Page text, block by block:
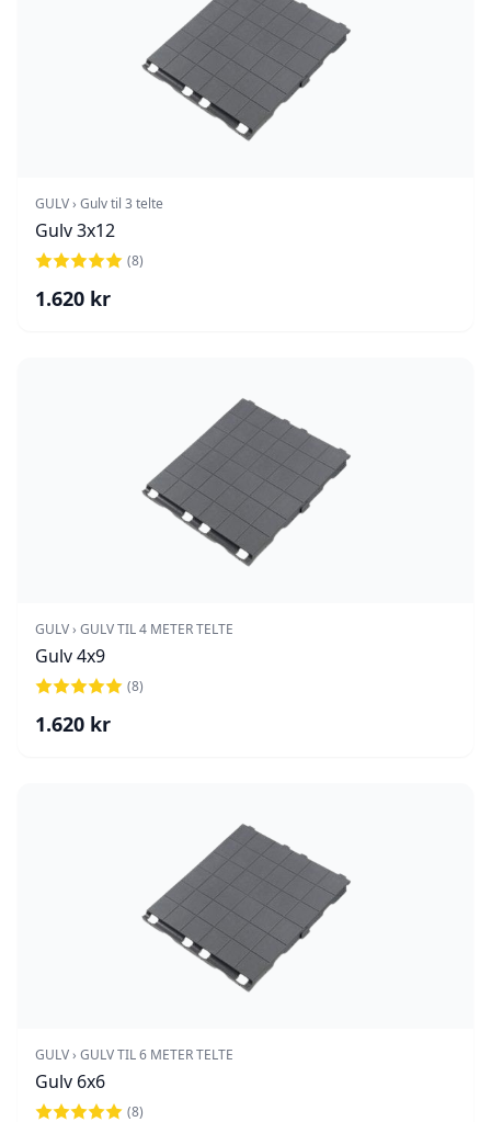
GULV › Gulv til 3 telte
Gulv 3x12
(8)
1.620 kr
GULV › GULV TIL 4 METER TELTE
Gulv 4x9
(8)
1.620 kr
GULV › GULV TIL 6 METER TELTE
Gulv 6x6
(8)